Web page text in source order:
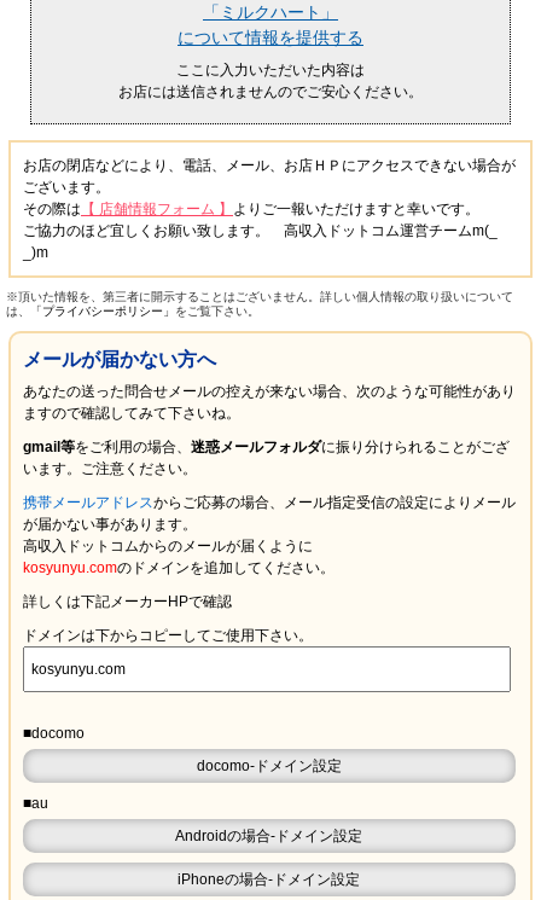
「ミルクハート」
について情報を提供する
ここに入力いただいた内容は
お店には送信されませんのでご安心ください。
お店の閉店などにより、電話、メール、お店ＨＰにアクセスできない場合が
ございます。
その際は 【 店舗情報フォーム 】 よりご一報いただけますと幸いです。
ご協力のほど宜しくお願い致します。 高収入ドットコム運営チームm(_
_)m
※頂いた情報を、第三者に開示することはございません。詳しい個人情報の取り扱いについて
は、
「プライバシーポリシー」 をご覧下さい。
メールが届かない方へ
あなたの送った問合せメールの控えが来ない場合、次のような可能性があり
ますので確認してみて下さいね。
gmail等をご利用の場合、 迷惑メールフォルダに振り分けられることがござ
います。ご注意ください。
携帯メールアドレスからご応募の場合、メール指定受信の設定により メール
が届かない事があります。
高収入ドットコムからのメールが届くように
kosyunyu.comのドメインを追加してください。
詳しくは下記メーカーHPで確認
ドメインは下からコピーしてご使用下さい。
■docomo
docomo-ドメイン設定
■au
Androidの場合-ドメイン設定
iPhoneの場合-ドメイン設定